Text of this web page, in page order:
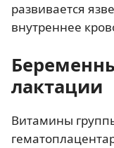
развивается
внутреннее
лактации
Витамины